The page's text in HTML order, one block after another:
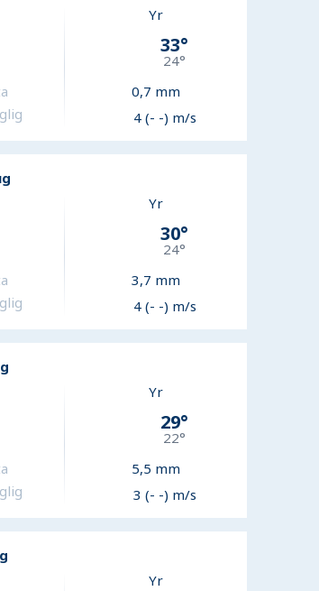
Yr
33°
24°
0,7 mm
4 (- -) m/s
Yr
30°
24°
3,7 mm
4 (- -) m/s
Yr
29°
22°
5,5 mm
3 (- -) m/s
Yr